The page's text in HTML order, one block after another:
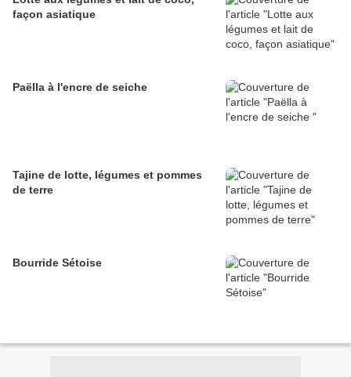
façon asiatique
Paëlla à l'encre de seiche
Tajine de lotte, légumes et pommes
de terre
Bourride Sétoise